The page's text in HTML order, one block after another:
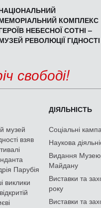
КОМПЛЕКС
НЕБЕСНОЇ СОТНІ –
РЕВОЛЮЦІЇ ГІДНОСТІ
свободі!
музей
взяв
Парубія
виклики
ДІЯЛЬНІСТЬ
Соціальні
Наукова
Видання Музею
Майдану
Виставки та
року
Виставки та